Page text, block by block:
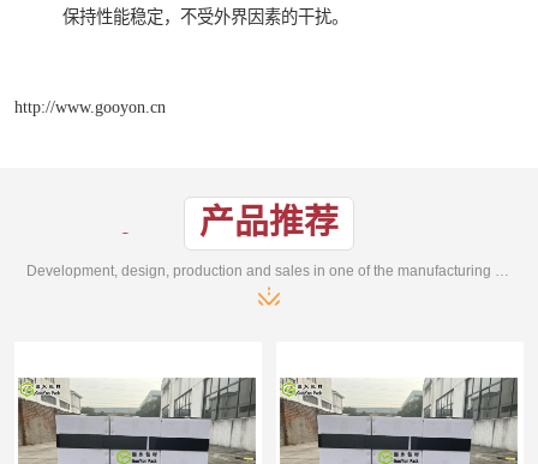
保持性能稳定，不受外界因素的干扰。
http://www.gooyon.cn
产品推荐